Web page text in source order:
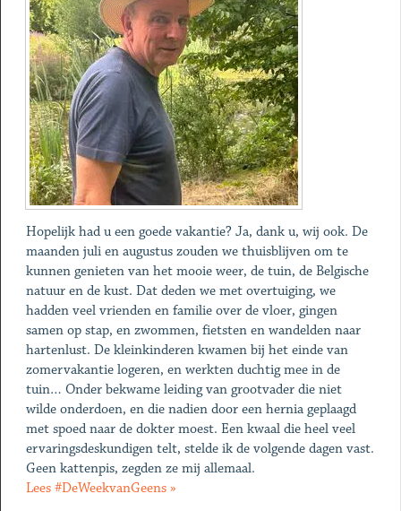
Hopelijk had u een goede vakantie? Ja, dank u, wij ook. De
maanden juli en augustus zouden we thuisblijven om te
kunnen genieten van het mooie weer, de tuin, de Belgische
natuur en de kust. Dat deden we met overtuiging, we
hadden veel vrienden en familie over de vloer, gingen
samen op stap, en zwommen, fietsten en wandelden naar
hartenlust. De kleinkinderen kwamen bij het einde van
zomervakantie logeren, en werkten duchtig mee in de
tuin… Onder bekwame leiding van grootvader die niet
wilde onderdoen, en die nadien door een hernia geplaagd
met spoed naar de dokter moest. Een kwaal die heel veel
ervaringsdeskundigen telt, stelde ik de volgende dagen vast.
Geen kattenpis, zegden ze mij allemaal.
Lees #DeWeekvanGeens »